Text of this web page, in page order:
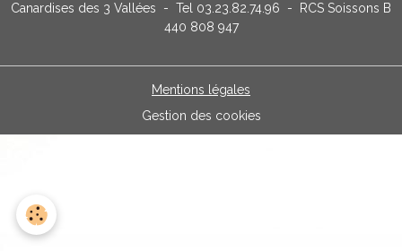
Canardises des 3 Vallées - Tel 03.23.82.74.96 - RCS Soissons B
440 808 947
Mentions légales
Gestion des cookies